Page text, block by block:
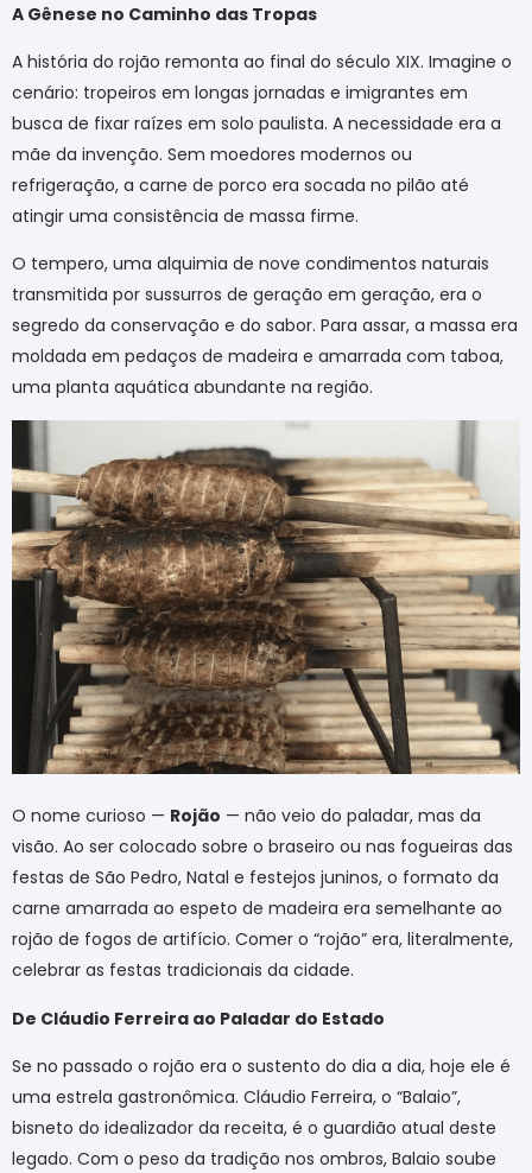
A Gênese no Caminho das Tropas
A história do rojão remonta ao final do século XIX. Imagine o
cenário: tropeiros em longas jornadas e imigrantes em
busca de fixar raízes em solo paulista. A necessidade era a
mãe da invenção. Sem moedores modernos ou
refrigeração, a carne de porco era socada no pilão até
atingir uma consistência de massa firme.
O tempero, uma alquimia de nove condimentos naturais
transmitida por sussurros de geração em geração, era o
segredo da conservação e do sabor. Para assar, a massa era
moldada em pedaços de madeira e amarrada com taboa,
uma planta aquática abundante na região.
O nome curioso — Rojão — não veio do paladar, mas da
visão. Ao ser colocado sobre o braseiro ou nas fogueiras das
festas de São Pedro, Natal e festejos juninos, o formato da
carne amarrada ao espeto de madeira era semelhante ao
rojão de fogos de artifício. Comer o “rojão” era, literalmente,
celebrar as festas tradicionais da cidade.
De Cláudio Ferreira ao Paladar do Estado
Se no passado o rojão era o sustento do dia a dia, hoje ele é
uma estrela gastronômica. Cláudio Ferreira, o “Balaio”,
bisneto do idealizador da receita, é o guardião atual deste
legado. Com o peso da tradição nos ombros, Balaio soube